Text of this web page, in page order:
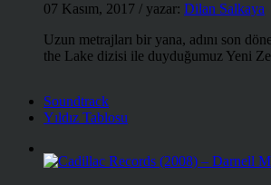
07 Kasım, 2017 / yazar: Dilan Salkaya
Uzun metrajları bir yana, adını son
the Lake dizisi ile duyduğumuz Yeni
Soundtrack
Yıldız Tablosu